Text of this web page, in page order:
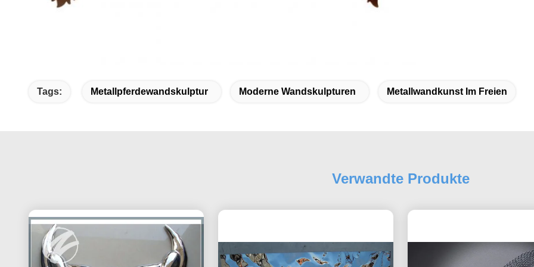
Tags: Metallpferdewandskulptur Moderne Wandskulpturen Metallwandkunst Im Freien
Verwandte Produkte